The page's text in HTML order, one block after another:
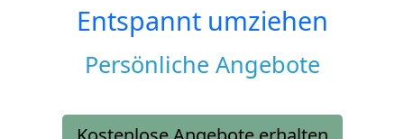
Entspannt umziehen
Persönliche Angebote